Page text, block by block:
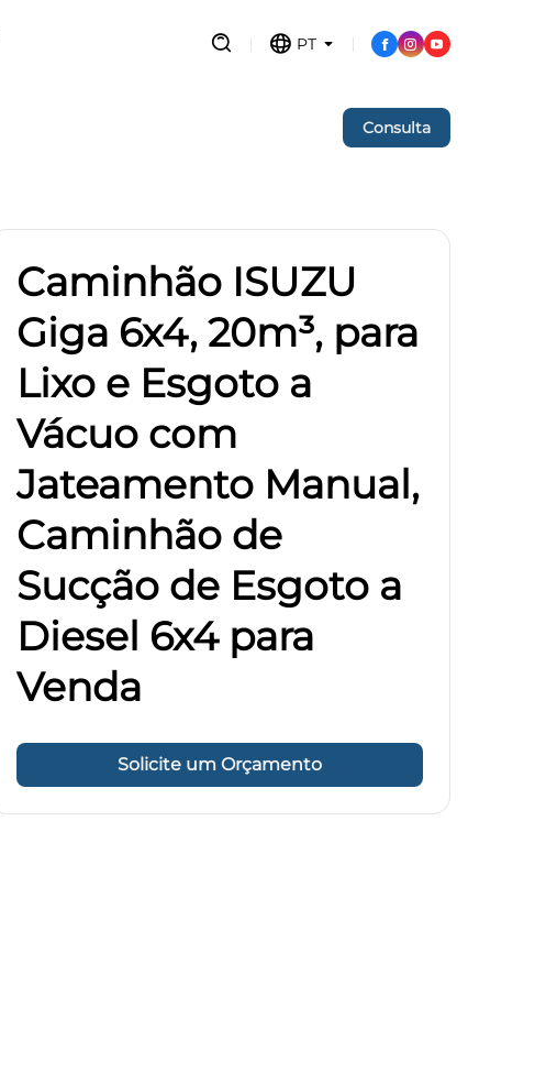
PT
Consulta
Caminhão ISUZU
Giga 6x4, 20m³, para
Lixo e Esgoto a
Vácuo com
Jateamento Manual,
Caminhão de
Sucção de Esgoto a
Diesel 6x4 para
Venda
Solicite um Orçamento